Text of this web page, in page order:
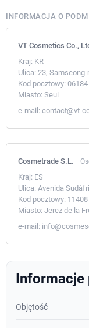
INFORMACJA O
VT Cosmetics Co.,
Kraj: KR
Ulica: 23,
Kod pocztowy: 06184
Miasto: Seul
e-mail: contact@vt-
Cosmetrade S.L.
Kraj: ES
Ulica: Avenida
Kod pocztowy: 11408
Miasto: Jerez de la
e-mail:
Informacje
Objętość